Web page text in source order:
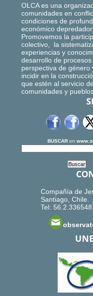
OLCA es una
comunidades en
condiciones de
económico
Promovemos la
colectivo, la
experiencias y
desarrollo de
perspectiva de
incidir en la
que estén al servicio
comunidades y
BUSCAR en
Compañía de
Santiago, Chile.
Tel: